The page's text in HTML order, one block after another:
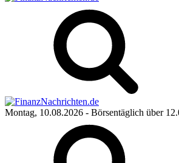
Montag, 10.08.2026 - Börsentäglich über